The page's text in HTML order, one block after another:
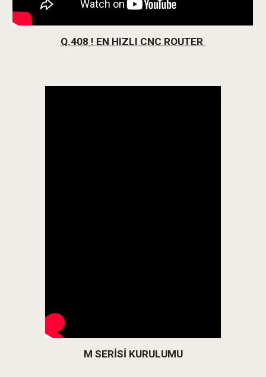
Q.408 ! EN HIZLI CNC ROUTER
M SERİSİ KURULUMU